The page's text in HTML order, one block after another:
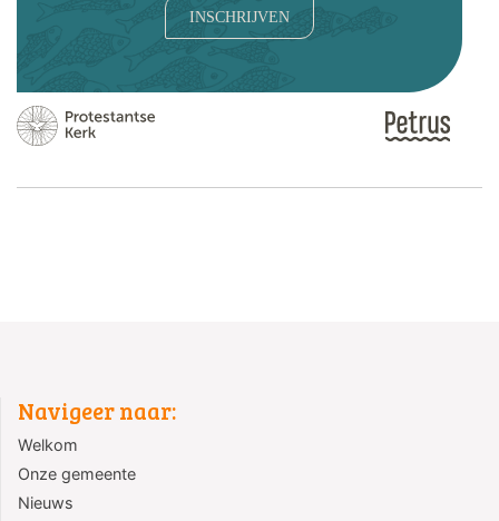
INSCHRIJVEN
Navigeer naar:
Welkom
Onze gemeente
Nieuws